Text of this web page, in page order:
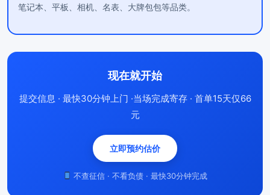
笔记本、平板、相机、名表、大牌包包等品类。
现在就开始
提交信息 · 最快30分钟上门 ·当场完成寄存 · 首单15天仅66
元
立即预约估价
不查征信 · 不看负债 · 最快30分钟完成